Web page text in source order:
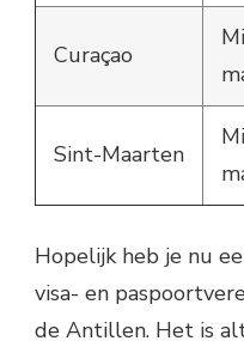
Curaçao
Sint-Maarten
Hopelijk heb je nu
visa- en
de Antillen. Het is